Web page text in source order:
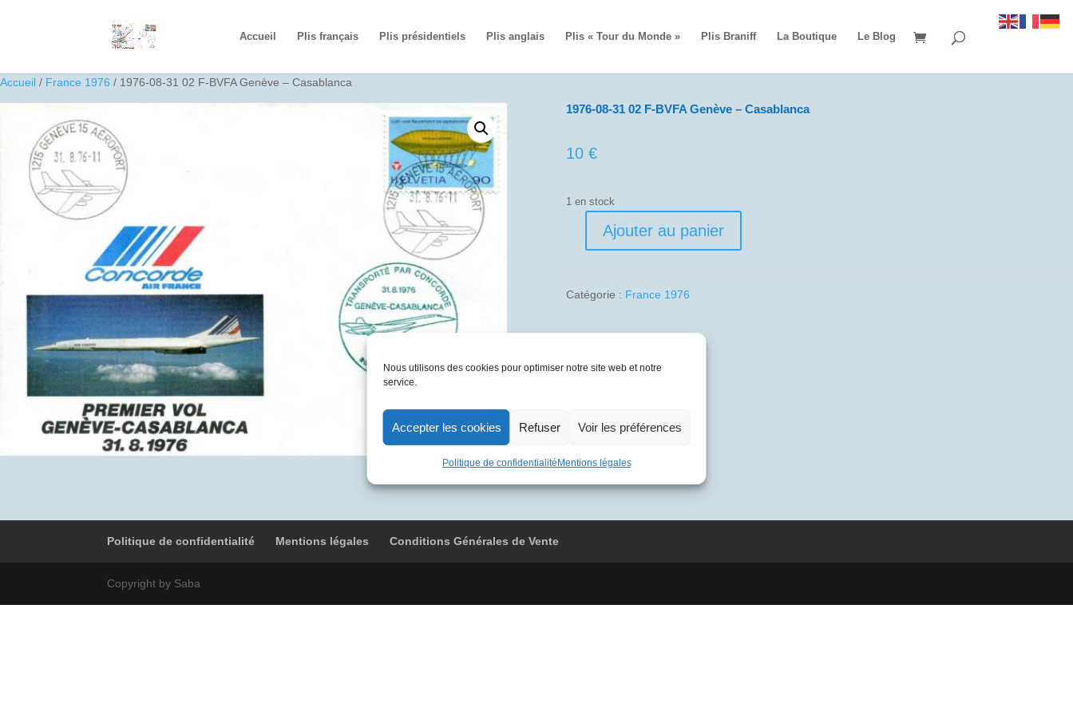
Nous utilisons des cookies pour optimiser notre site web et notre
service.
Accepter les cookies Refuser Voir les préférences
Politique de confidentialité Mentions légales
Accueil Plis français Plis présidentiels Plis anglais Plis « Tour du Monde » Plis Braniff La Boutique Le Blog
Accueil / France 1976 / 1976-08-31 02 F-BVFA Genève – Casablanca
1976-08-31 02 F-BVFA Genève – Casablanca
10 €
1 en stock
quantité
08-
02
BVFA
Casablanca
Ajouter au panier
Catégorie : France 1976
Politique de confidentialité Mentions légales Conditions Générales de Vente
Copyright by Saba